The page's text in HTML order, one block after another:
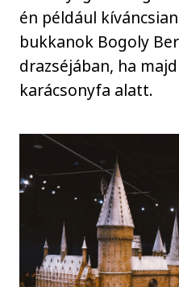
én például
bukkanok Bogoly
drazséjában, ha
karácsonyfa alatt.